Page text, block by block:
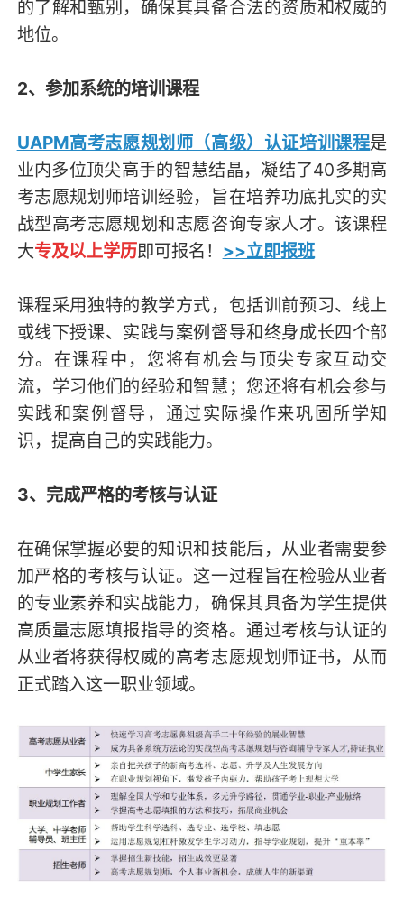
的了解和甄别，确保其具备合法的资质和权威的
地位。
2、参加系统的培训课程
UAPM高考志愿规划师（高级）认证培训课程是
业内多位顶尖高手的智慧结晶，凝结了40多期高
考志愿规划师培训经验，旨在培养功底扎实的实
战型高考志愿规划和志愿咨询专家人才。该课程
大专及以上学历即可报名！ >>立即报班
课程采用独特的教学方式，包括训前预习、线上
或线下授课、实践与案例督导和终身成长四个部
分。在课程中，您将有机会与顶尖专家互动交
流，学习他们的经验和智慧；您还将有机会参与
实践和案例督导，通过实际操作来巩固所学知
识，提高自己的实践能力。
3、完成严格的考核与认证
在确保掌握必要的知识和技能后，从业者需要参
加严格的考核与认证。这一过程旨在检验从业者
的专业素养和实战能力，确保其具备为学生提供
高质量志愿填报指导的资格。通过考核与认证的
从业者将获得权威的高考志愿规划师证书，从而
正式踏入这一职业领域。